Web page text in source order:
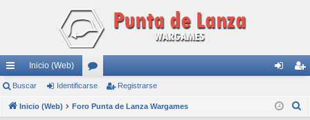
nl
ac
Inicio (Web)
or
os nti ist
Buscar Identificarse Registrarse
Inicio (Web) Foro Punta de Lanza Wargames